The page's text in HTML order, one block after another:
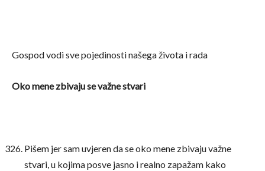
Gospod vodi sve pojedinosti našega života i rada
Oko mene zbivaju se važne stvari
Pišem jer sam uvjeren da se oko mene zbivaju važne
stvari, u kojima posve jasno i realno zapažam kako